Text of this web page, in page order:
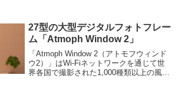
27型の大型デジタルフォトフレー
ム「Atmoph Window 2」
「Atmoph Window 2（アトモフウィンド
ウ2）」はWi-Fiネットワークを通じて世
界各国で撮影された1,000種類以上の風景